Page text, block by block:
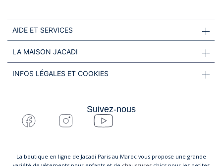
AIDE ET SERVICES
LA MAISON JACADI
INFOS LÉGALES ET COOKIES
Suivez-nous
La boutique en ligne de Jacadi Paris au Maroc vous propose une grande